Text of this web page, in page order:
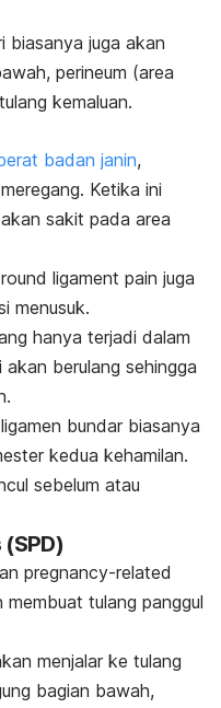
biasanya juga akan
perineum (area
kemaluan.
badan janin,
Ketika ini
sakit pada area
round ligament pain juga
menusuk.
hanya terjadi dalam
berulang sehingga
bundar biasanya
kedua kehamilan.
sebelum atau
pregnancy-related
membuat tulang panggul
menjalar ke tulang
bagian bawah,